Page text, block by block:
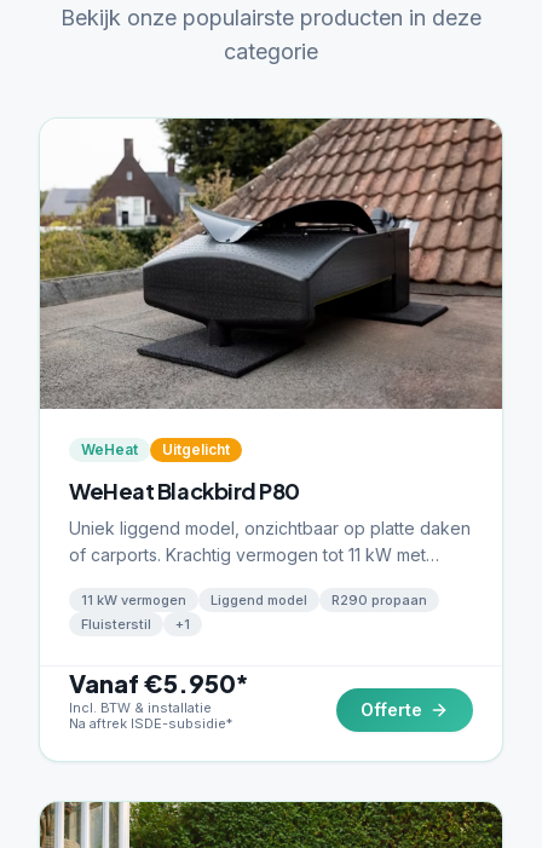
Bekijk onze populairste producten in deze
categorie
WeHeat Uitgelicht
WeHeat Blackbird P80
Uniek liggend model, onzichtbaar op platte daken
of carports. Krachtig vermogen tot 11 kW met
11 kW vermogen Liggend model
R290 propaan
Fluisterstil
+1
Vanaf €5.950*
Incl. BTW & installatie
Na aftrek ISDE-subsidie*
Offerte